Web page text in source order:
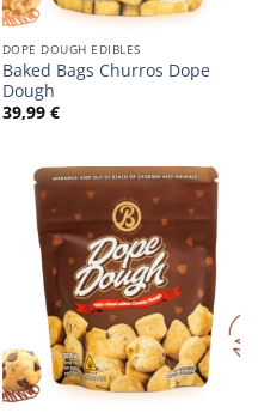
DOPE DOUGH EDIBLES
Baked Bags Churros Dope
Dough
39,99 €